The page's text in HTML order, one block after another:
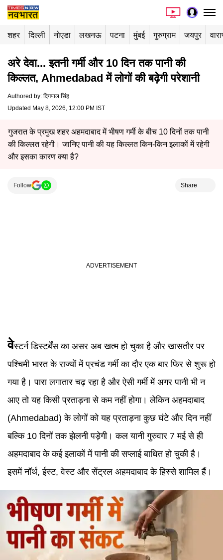
शहर दिल्ली नोएडा लखनऊ पटना मुंबई गुरुग्राम जयपुर
अरे देवा... इतनी गर्मी और 10 दिन तक पानी की
किल्लत, Ahmedabad में लोगों की बढ़ेगी परेशानी
Authored by: दिगपाल सिंह
Updated May 8, 2026, 12:00 PM IST
गुजरात के प्रमुख शहर अहमदाबाद में भीषण गर्मी के बीच 10 दिनों तक पानी
की किल्लत रहेगी। जानिए पानी की यह किल्लत किन-किन इलाकों में रहेगी
और इसका कारण क्या है?
Follow Share
वेस्टर्न डिस्टर्बेंस का असर अब खत्म हो चुका है और खासतौर पर
पश्चिमी भारत के राज्यों में प्रचंड गर्मी का दौर एक बार फिर से शुरू हो
गया है। पारा लगातार चढ़ रहा है और ऐसी गर्मी में अगर पानी भी न
आए तो यह किसी प्रताड़ना से कम नहीं होगा। लेकिन अहमदाबाद
(Ahmedabad) के लोगों को यह प्रताड़ना कुछ घंटे और दिन नहीं
बल्कि 10 दिनों तक झेलनी पड़ेगी। कल यानी गुरुवार 7 मई से ही
अहमदाबाद के कई इलाकों में पानी की सप्लाई बाधित हो चुकी है।
इसमें नॉर्थ, ईस्ट, वेस्ट और सेंट्रल अहमदाबाद के हिस्से शामिल हैं।